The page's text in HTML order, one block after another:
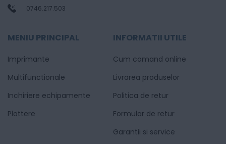
0746.217.503
MENIU PRINCIPAL
Imprimante
Multifunctionale
Inchiriere echipamente
Plottere
INFORMATII UTILE
Cum comand online
Livrarea produselor
Politica de retur
Formular de retur
Garantii si service